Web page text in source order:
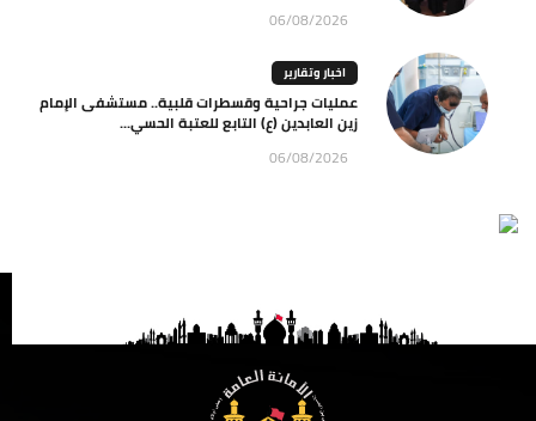
06/08/2026
اخبار وتقارير
عمليات جراحية وقسطرات قلبية.. مستشفى الإمام
زين العابدين (ع) التابع للعتبة الحسي...
06/08/2026